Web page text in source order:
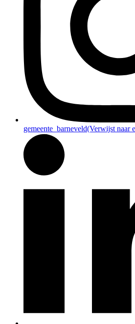
gemeente_barneveld(Verwijst naar